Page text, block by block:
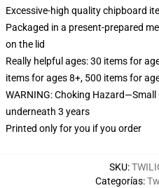
Excessive-high quality chipboard
Packaged in a present-prepared
on the lid
Really helpful ages: 30 items for
items for ages 8+, 500 items for
WARNING: Choking
underneath 3 years
Printed only for you if you order
SKU:
Categorías: